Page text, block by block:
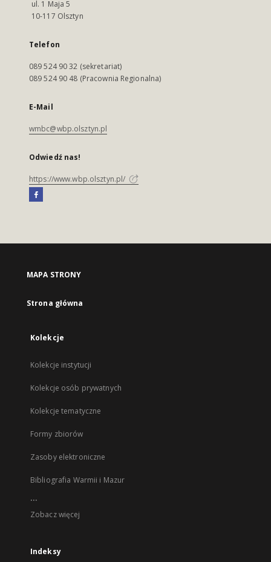
ul. 1 Maja 5
10-117 Olsztyn
Telefon
089 524 90 32 (sekretariat)
089 524 90 48 (Pracownia Regionalna)
E-Mail
wmbc@wbp.olsztyn.pl
Odwiedź nas!
https://www.wbp.olsztyn.pl/
MAPA STRONY
Strona główna
Kolekcje
Kolekcje instytucji
Kolekcje osób prywatnych
Kolekcje tematyczne
Formy zbiorów
Zasoby elektroniczne
Bibliografia Warmii i Mazur
...
Zobacz więcej
Indeksy